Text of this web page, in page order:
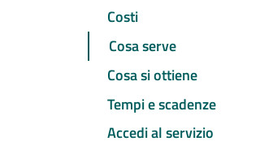
Costi
Cosa serve
Cosa si ottiene
Tempi e scadenze
Accedi al servizio